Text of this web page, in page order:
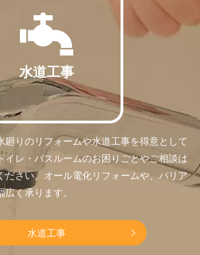
水道工事
廻りのリフォームや水道工事を得意として
イレ・バスルームのお困りごとやご相談は
ださい。オール電化リフォームや、バリア
く承ります。
水道工事